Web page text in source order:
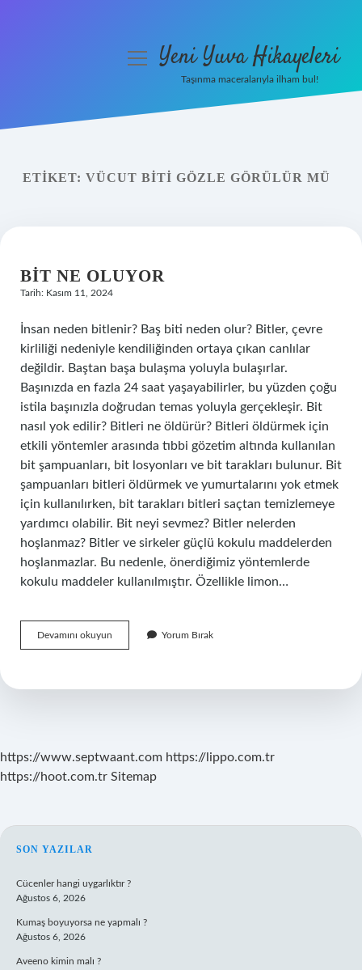
Yasal Uyarı
menüyüYeni Yuva Hikayeleri
Taşınma maceralarıyla ilham bul!
ETIKET: VÜCUT BITI GÖZLE GÖRÜLÜR MÜ
BIT NE OLUYOR
Tarih: Kasım 11, 2024
İnsan neden bitlenir? Baş biti neden olur? Bitler, çevre
kirliliği nedeniyle kendiliğinden ortaya çıkan canlılar
değildir. Baştan başa bulaşma yoluyla bulaşırlar.
Başınızda en fazla 24 saat yaşayabilirler, bu yüzden çoğu
istila başınızla doğrudan temas yoluyla gerçekleşir. Bit
nasıl yok edilir? Bitleri ne öldürür? Bitleri öldürmek için
etkili yöntemler arasında tıbbi gözetim altında kullanılan
bit şampuanları, bit losyonları ve bit tarakları bulunur. Bit
şampuanları bitleri öldürmek ve yumurtalarını yok etmek
için kullanılırken, bit tarakları bitleri saçtan temizlemeye
yardımcı olabilir. Bit neyi sevmez? Bitler nelerden
hoşlanmaz? Bitler ve sirkeler güçlü kokulu maddelerden
hoşlanmazlar. Bu nedenle, önerdiğimiz yöntemlerde
kokulu maddeler kullanılmıştır. Özellikle limon…
Devamını okuyun
Ne
Yorum Bırak
https://www.septwaant.com https://lippo.com.tr
https://hoot.com.tr Sitemap
SIDEBAR
SON YAZILAR
Cücenler hangi uygarlıktır ?
Ağustos 6, 2026
Kumaş boyuyorsa ne yapmalı ?
Ağustos 6, 2026
Aveeno kimin malı ?